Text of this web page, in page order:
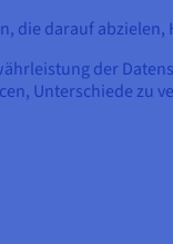
die darauf
der
Unterschiede zu